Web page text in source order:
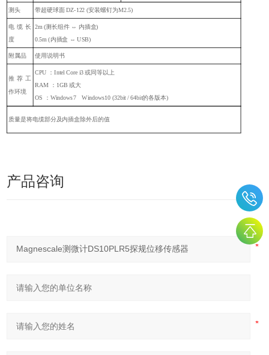
测头 带超硬球面 DZ-122 (安装螺钉为M2.5)
电缆长
度
2m (测长组件 ⇔ 内插盒)
0.5m (内插盒 ⇔ USB)
附属品 使用说明书
推荐工
作环境
CPU ：Intel Core i3 或同等以上
RAM ：1GB 或大
OS ：Windows7 Windows10 (32bit / 64bit的各版本)
质量是将电缆部分及内插盒除外后的值
产品咨询